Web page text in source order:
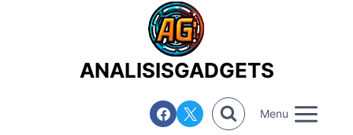
ANALISISGADGETS
Menu